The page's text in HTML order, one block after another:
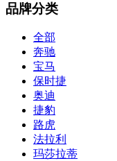
品牌分类
全部
奔驰
宝马
保时捷
奥迪
捷豹
路虎
法拉利
玛莎拉蒂